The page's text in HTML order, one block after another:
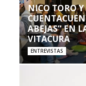
NICO TORO
ABEJAS” EN
VITACURA
ENTREVISTAS